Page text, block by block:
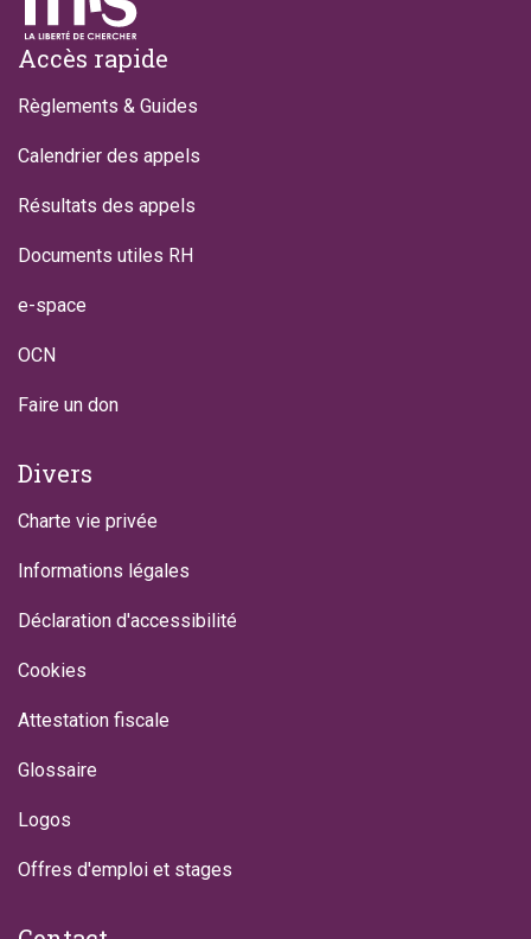
Footer
Accès rapide
Règlements & Guides
Calendrier des appels
Résultats des appels
Documents utiles RH
e-space
OCN
Faire un don
Divers
Charte vie privée
Informations légales
Déclaration d'accessibilité
Cookies
Attestation fiscale
Glossaire
Logos
Offres d'emploi et stages